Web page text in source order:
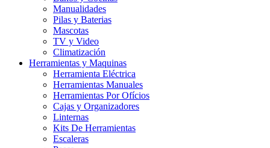
Manualidades
Pilas y Baterias
Mascotas
TV y Video
Climatización
Herramientas y Maquinas
Herramienta Eléctrica
Herramientas Manuales
Herramientas Por Ofícios
Cajas y Organizadores
Linternas
Kits De Herramientas
Escaleras